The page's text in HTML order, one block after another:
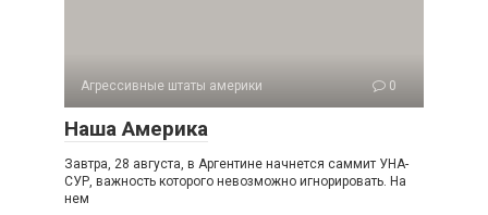
Агрессивные штаты америки 0
Наша Америка
Завтра, 28 августа, в Аргентине начнется саммит УНА-
СУР, важность которого невозможно игнорировать. На
нем